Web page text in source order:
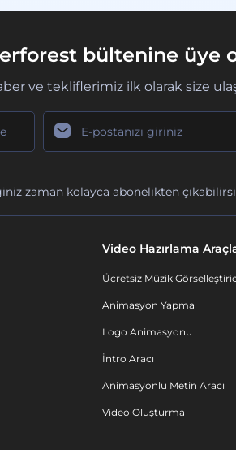
bültenine üye
ve tekliflerimiz ilk olarak size
zaman kolayca abonelikten
Video Hazırlama
Ücretsiz Müzik
Animasyon Yapma
Logo Animasyonu
İntro Aracı
Animasyonlu Metin Aracı
Video Oluşturma